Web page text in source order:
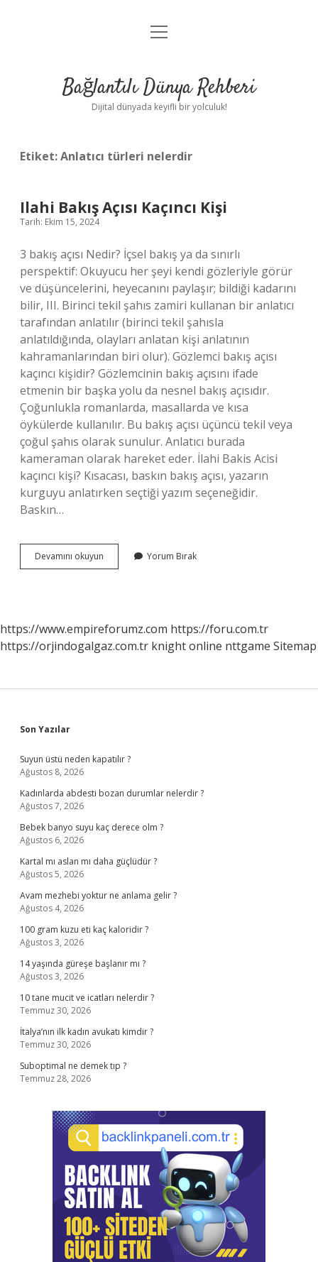
Anasayfa
Yasal Uyarı
menüyü
Bağlantılı Dünya Rehberi
Dijital dünyada keyifli bir yolculuk!
Etiket:Anlatıcı türleri nelerdir
Ilahi Bakış Açısı Kaçıncı Kişi
Tarih: Ekim 15, 2024
3 bakış açısı Nedir? İçsel bakış ya da sınırlı
perspektif: Okuyucu her şeyi kendi gözleriyle görür
ve düşüncelerini, heyecanını paylaşır; bildiği kadarını
bilir, III. Birinci tekil şahıs zamiri kullanan bir anlatıcı
tarafından anlatılır (birinci tekil şahısla
anlatıldığında, olayları anlatan kişi anlatının
kahramanlarından biri olur). Gözlemci bakış açısı
kaçıncı kişidir? Gözlemcinin bakış açısını ifade
etmenin bir başka yolu da nesnel bakış açısıdır.
Çoğunlukla romanlarda, masallarda ve kısa
öykülerde kullanılır. Bu bakış açısı üçüncü tekil veya
çoğul şahıs olarak sunulur. Anlatıcı burada
kameraman olarak hareket eder. İlahi Bakis Acisi
kaçıncı kişi? Kısacası, baskın bakış açısı, yazarın
kurguyu anlatırken seçtiği yazım seçeneğidir.
Baskın…
Devamını okuyun
Bakış
Yorum Bırak
https://www.empireforumz.com https://foru.com.tr
https://orjindogalgaz.com.tr knight online nttgame Sitemap
Sidebar
Son Yazılar
Suyun üstü neden kapatılır ?
Ağustos 8, 2026
Kadınlarda abdesti bozan durumlar nelerdir ?
Ağustos 7, 2026
Bebek banyo suyu kaç derece olm ?
Ağustos 6, 2026
Kartal mı aslan mı daha güçlüdür ?
Ağustos 5, 2026
Avam mezhebi yoktur ne anlama gelir ?
Ağustos 4, 2026
100 gram kuzu eti kaç kaloridir ?
Ağustos 3, 2026
14 yaşında güreşe başlanır mı ?
Ağustos 3, 2026
10 tane mucit ve icatları nelerdir ?
Temmuz 30, 2026
İtalya’nın ilk kadın avukatı kimdir ?
Temmuz 30, 2026
Suboptimal ne demek tıp ?
Temmuz 28, 2026